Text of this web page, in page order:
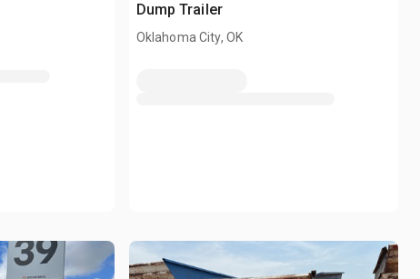
Dump Trailer
Oklahoma City, OK